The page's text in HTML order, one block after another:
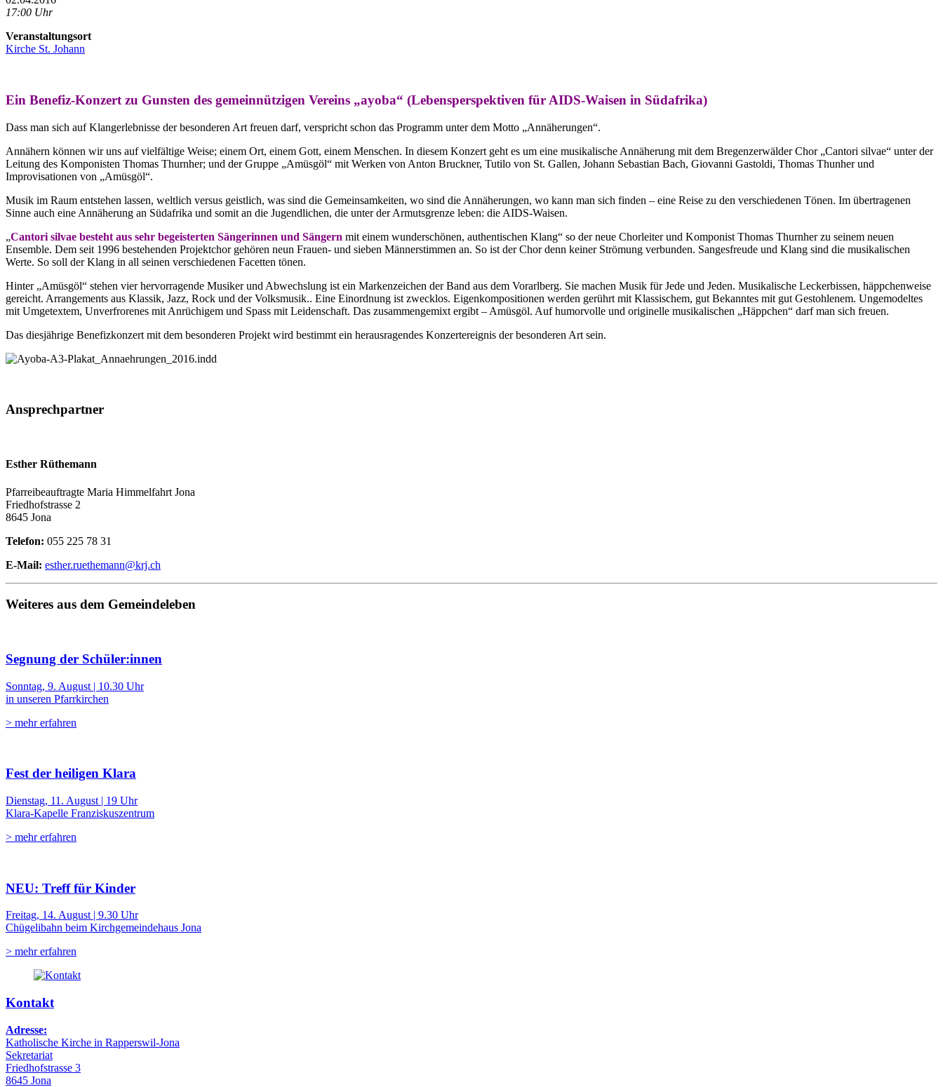
17:00 Uhr
Veranstaltungsort
Kirche St. Johann
Ein Benefiz-Konzert zu Gunsten des gemeinnützigen Vereins „ayoba“ (Lebensperspektiven für AIDS-Waisen in Südafrika)
Dass man sich auf Klangerlebnisse der besonderen Art freuen darf, verspricht schon das Programm unter dem Motto „Annäherungen“.
Annähern können wir uns auf vielfältige Weise; einem Ort, einem Gott, einem Menschen. In diesem Konzert geht es um eine musikalische Annäherung mit dem Bregenzerwälder Chor „Cantori silvae“ unter der
Leitung des Komponisten Thomas Thurnher; und der Gruppe „Amüsgöl“ mit Werken von Anton Bruckner, Tutilo von St. Gallen, Johann Sebastian Bach, Giovanni Gastoldi, Thomas Thunher und
Improvisationen von „Amüsgöl“.
Musik im Raum entstehen lassen, weltlich versus geistlich, was sind die Gemeinsamkeiten, wo sind die Annäherungen, wo kann man sich finden – eine Reise zu den verschiedenen Tönen. Im übertragenen
Sinne auch eine Annäherung an Südafrika und somit an die Jugendlichen, die unter der Armutsgrenze leben: die AIDS-Waisen.
„Cantori silvae besteht aus sehr begeisterten Sängerinnen und Sängern mit einem wunderschönen, authentischen Klang“ so der neue Chorleiter und Komponist Thomas Thurnher zu seinem neuen
Ensemble. Dem seit 1996 bestehenden Projektchor gehören neun Frauen- und sieben Männerstimmen an. So ist der Chor denn keiner Strömung verbunden. Sangesfreude und Klang sind die musikalischen
Werte. So soll der Klang in all seinen verschiedenen Facetten tönen.
Hinter „Amüsgöl“ stehen vier hervorragende Musiker und Abwechslung ist ein Markenzeichen der Band aus dem Vorarlberg. Sie machen Musik für Jede und Jeden. Musikalische Leckerbissen, häppchenweise
gereicht. Arrangements aus Klassik, Jazz, Rock und der Volksmusik.. Eine Einordnung ist zwecklos. Eigenkompositionen werden gerührt mit Klassischem, gut Bekanntes mit gut Gestohlenem. Ungemodeltes
mit Umgetextem, Unverfrorenes mit Anrüchigem und Spass mit Leidenschaft. Das zusammengemixt ergibt – Amüsgöl. Auf humorvolle und originelle musikalischen „Häppchen“ darf man sich freuen.
Das diesjährige Benefizkonzert mit dem besonderen Projekt wird bestimmt ein herausragendes Konzertereignis der besonderen Art sein.
Ansprechpartner
Esther Rüthemann
Pfarreibeauftragte Maria Himmelfahrt Jona
Friedhofstrasse 2
8645 Jona
Telefon: 055 225 78 31
E-Mail: esther.ruethemann@krj.ch
Weiteres aus dem Gemeindeleben
Segnung der Schüler:innen
Sonntag, 9. August | 10.30 Uhr
in unseren Pfarrkirchen
> mehr erfahren
Fest der heiligen Klara
Dienstag, 11. August | 19 Uhr
Klara-Kapelle Franziskuszentrum
> mehr erfahren
NEU: Treff für Kinder
Freitag, 14. August | 9.30 Uhr
Chügelibahn beim Kirchgemeindehaus Jona
> mehr erfahren
Kontakt
Adresse:
Katholische Kirche in Rapperswil-Jona
Sekretariat
Friedhofstrasse 3
8645 Jona